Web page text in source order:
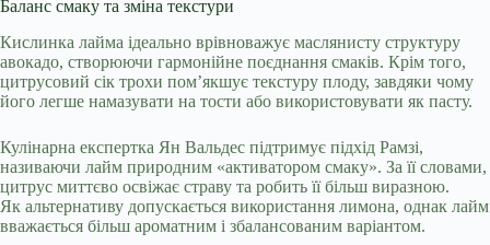
Баланс смаку та зміна текстури
Кислинка лайма ідеально врівноважує маслянисту структуру
авокадо, створюючи гармонійне поєднання смаків. Крім того,
цитрусовий сік трохи пом’якшує текстуру плоду, завдяки чому
його легше намазувати на тости або використовувати як пасту.
Кулінарна експертка Ян Вальдес підтримує підхід Рамзі,
називаючи лайм природним «активатором смаку». За її словами,
цитрус миттєво освіжає страву та робить її більш виразною.
Як альтернативу допускається використання лимона, однак лайм
вважається більш ароматним і збалансованим варіантом.